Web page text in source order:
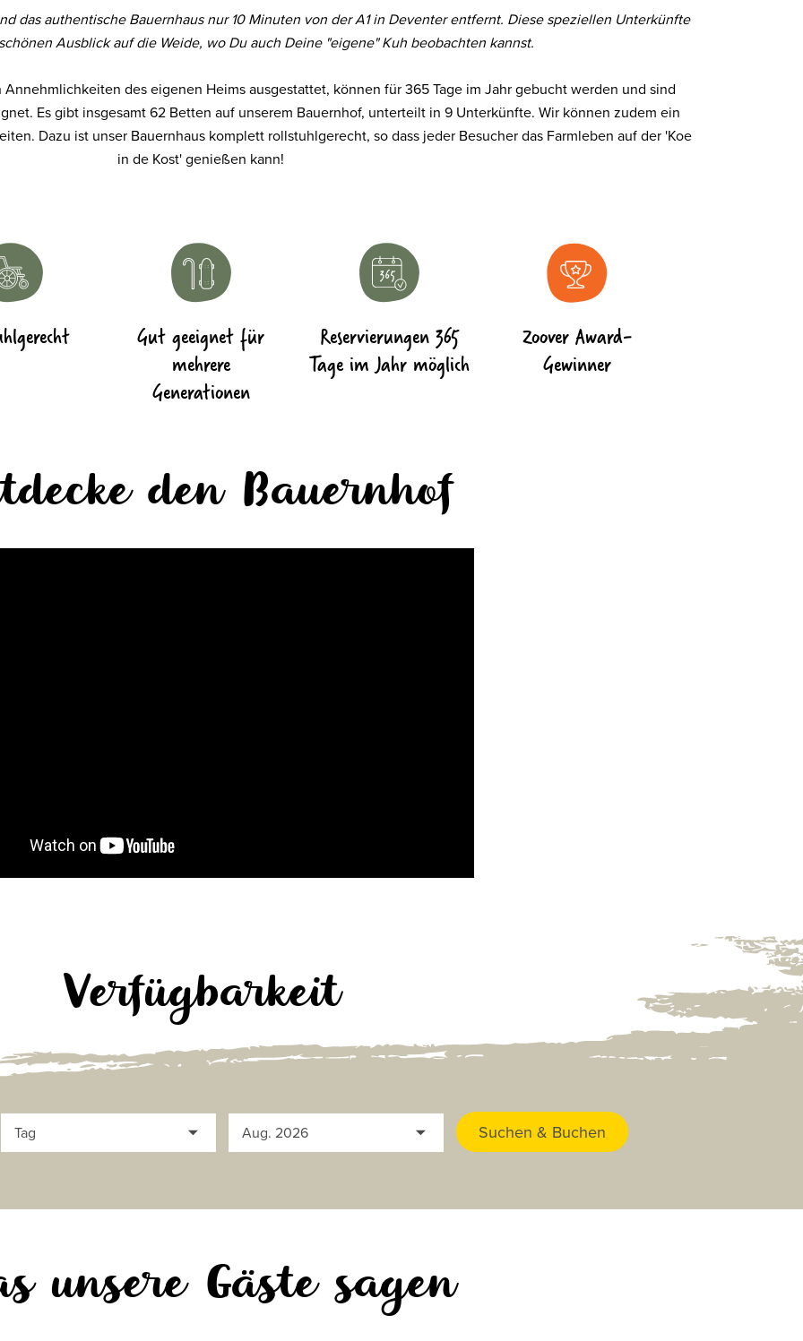
das authentische Bauernhaus nur 10 Minuten von der A1 in Deventer entfernt. Diese speziellen Unterkünfte
Ausblick auf die Weide, wo Du auch Deine "eigene" Kuh beobachten kannst.
des eigenen Heims ausgestattet, können für 365 Tage im Jahr gebucht werden und sind
Es gibt insgesamt 62 Betten auf unserem Bauernhof, unterteilt in 9 Unterkünfte. Wir können zudem ein
Dazu ist unser Bauernhaus komplett rollstuhlgerecht, so dass jeder Besucher das Farmleben auf der 'Koe
in de Kost' genießen kann!
Gut geeignet für
mehrere
Generationen
Reservierungen 365
Tage im Jahr möglich
Zoover Award-
Gewinner
den Bauernhof
Verfügbarkeit
Suchen & Buchen
unsere Gäste sagen